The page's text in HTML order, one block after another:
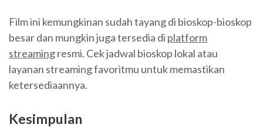
Film ini kemungkinan sudah tayang di bioskop-bioskop
besar dan mungkin juga tersedia di platform
streamingresmi. Cek jadwal bioskop lokal atau
layanan streaming favoritmu untuk memastikan
ketersediaannya.
Kesimpulan